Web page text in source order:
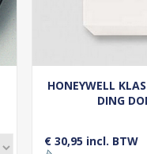
HONEYWELL
DING
€ 30,95 incl. BTW